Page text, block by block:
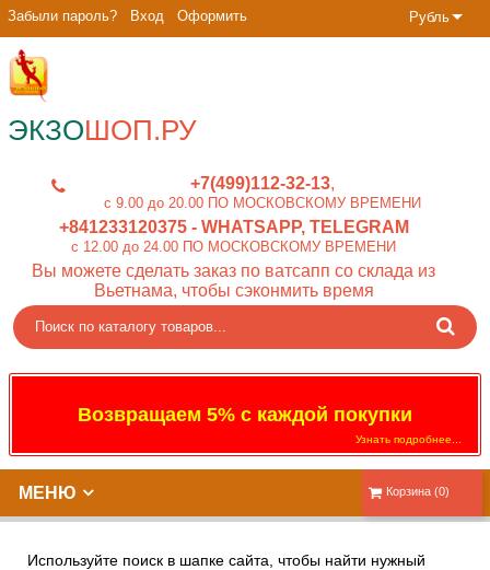
Рубль
Забыли пароль? Вход Оформить
ЭКЗОШОП.РУ
+7(499)112-32-13
c 9.00 до 20.00 ПО МОСКОВСКОМУ ВРЕМЕНИ
+841233120375- WHATSAPP, TELEGRAM
c 12.00 до 24.00 ПО МОСКОВСКОМУ ВРЕМЕНИ
Вы можете сделать заказ по ватсапп со склада из
Вьетнама, чтобы сэконмить время
Возвращаем 5% с каждой покупки
Узнать подробнее...
Корзина (0)
МЕНЮ
Используйте поиск в шапке сайта, чтобы найти нужный